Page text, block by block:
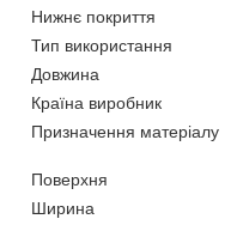
Нижнє покриття
Тип використання
Довжина
Країна виробник
Призначення матеріалу
Поверхня
Ширина